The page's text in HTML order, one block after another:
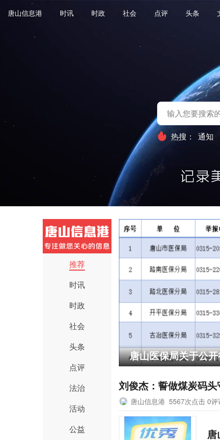
唐山信息港 时讯 时政 社会 点评 头条
热搜： 通知
推荐
时讯
时政
社会
头条
点评
法治
活动
公益
唐山医保局关于公
刘俊杰：誓做煤炭码
唐山信息港 5567次点击 0